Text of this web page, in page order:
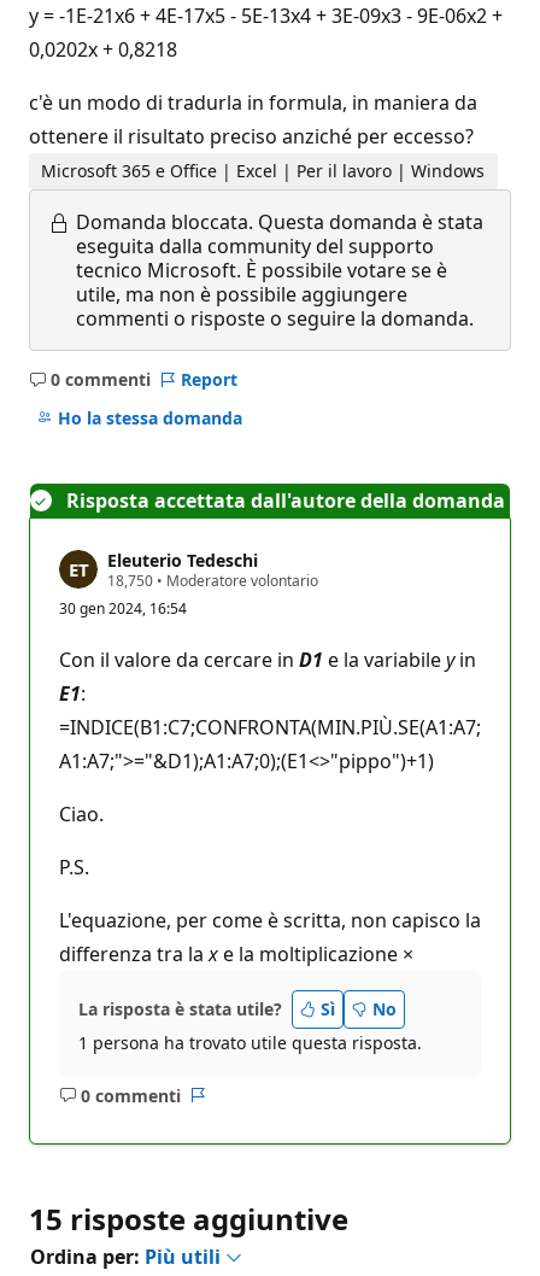
y = -1E-21x6 + 4E-17x5 - 5E-13x4 + 3E-09x3 - 9E-06x2 +
0,0202x + 0,8218
c'è un modo di tradurla in formula, in maniera da
ottenere il risultato preciso anziché per eccesso?
Microsoft 365 e Office | Excel | Per il lavoro | Windows
Domanda bloccata. Questa domanda è stata
eseguita dalla community del supporto
tecnico Microsoft. È possibile votare se è
utile, ma non è possibile aggiungere
commenti o risposte o seguire la domanda.
0 commenti
Nessun
commento
Report
Ho la stessa domanda
Risposta accettata dall'autore della domanda
Eleuterio Tedeschi
18,750 P
n
i
d
e
u
• Moderatore volontario
30 gen 2024, 16:54
Con il valore da cercare in D1 e la variabileyin
E1:
=INDICE(B1:C7;CONFRONTA(MIN.PIÙ.SE(A1:A7;
A1:A7;">="&D1);A1:A7;0);(E1<>"pippo")+1)
Ciao.
P.S.
L'equazione, per come è scritta, non capisco la
differenza tra laxe la moltiplicazione ×
La risposta è stata utile? Sì
No
1 persona ha trovato utile questa risposta.
0 commenti
Nessun
15 risposte aggiuntive
Ordina per: Più utili